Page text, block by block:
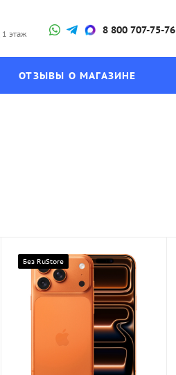
1 этаж
8 800 707-75-76
ОТЗЫВЫ О МАГАЗИНЕ
Без RuStore